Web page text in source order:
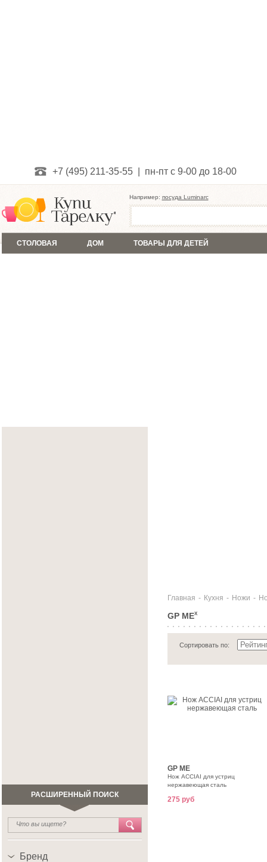
+7 (495) 211-35-55 | пн-пт с 9-00 до 18-00
Например: посуда Luminarc
СТОЛОВАЯ ДОМ ТОВАРЫ ДЛЯ ДЕТЕЙ
РАСШИРЕННЫЙ ПОИСК
Бренд
Главная - Кухня - Ножи -
GP MEX
Сортировать по:
GP ME
Нож ACCIAI для устриц
нержавеющая сталь
275 руб